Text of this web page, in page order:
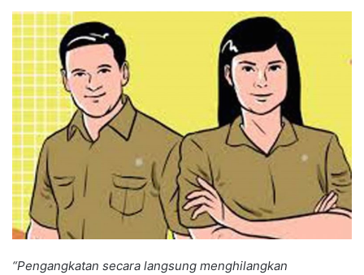
email
“Pengangkatan secara langsung menghilangkan